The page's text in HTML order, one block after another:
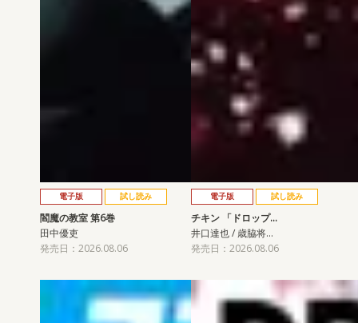
電子版 試し読み
閻魔の教室 第6巻
田中優吏
発売日：2026.08.06
電子版 試し読み
チキン 「ドロップ…
井口達也 / 歳脇将…
発売日：2026.08.06